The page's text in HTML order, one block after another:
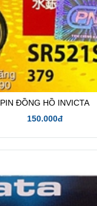
PIN ĐỒNG HỒ INVICTA
150.000đ